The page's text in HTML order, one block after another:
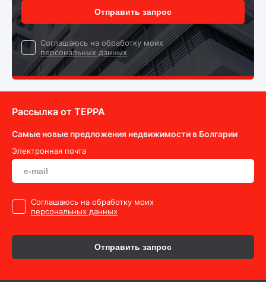
Отправить запрос
Cоглашаюсь на обработку моих
персональных данных
Рассылка от ТEPPA
Самые новые предложения недвижимости в Болгарии
Электронная почта
Cоглашаюсь на обработку моих
персональных данных
Отправить запрос